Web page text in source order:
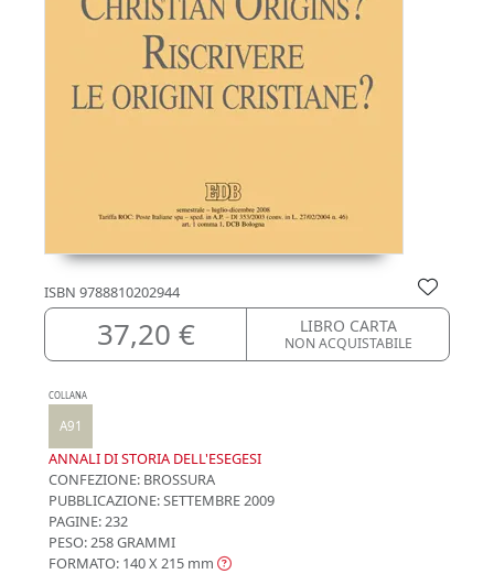
ISBN 9788810202944
37,20 € LIBRO CARTA
NON ACQUISTABILE
COLLANA
A91
ANNALI DI STORIA DELL'ESEGESI
CONFEZIONE: BROSSURA
PUBBLICAZIONE:SETTEMBRE 2009
PAGINE: 232
PESO: 258 GRAMMI
FORMATO: 140 X 215 mm